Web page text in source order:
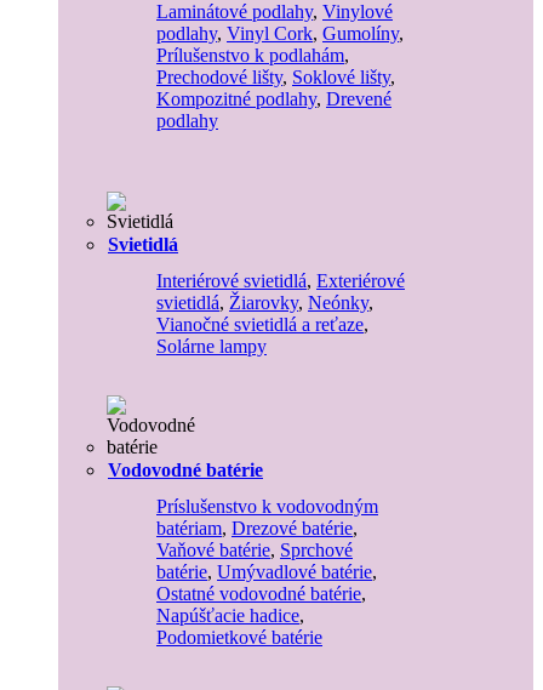
Laminátové podlahy, Vinylové
podlahy, Vinyl Cork, Gumolíny,
Prílušenstvo k podlahám,
Prechodové lišty, Soklové lišty,
Kompozitné podlahy, Drevené
podlahy
Svietidlá
Interiérové svietidlá, Exteriérové
svietidlá, Žiarovky, Neónky,
Vianočné svietidlá a reťaze,
Solárne lampy
Vodovodné batérie
Príslušenstvo k vodovodným
batériam, Drezové batérie,
Vaňové batérie, Sprchové
batérie, Umývadlové batérie,
Ostatné vodovodné batérie,
Napúšťacie hadice,
Podomietkové batérie